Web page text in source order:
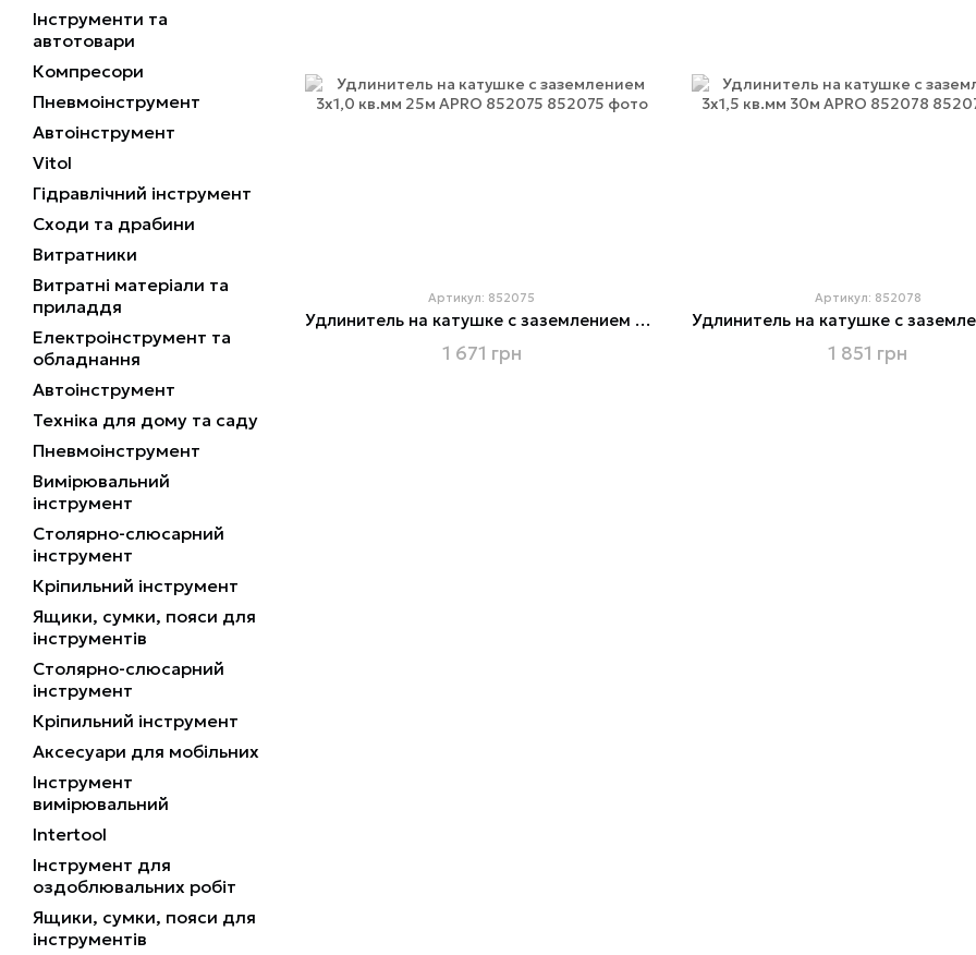
Артикул: 852075
Удлинитель на катушке с заземлением 3х1,0 кв.мм 25м APRO 852075
1 671 грн
Артикул: 852078
1 851 грн
Інструменти та
автотовари
Компресори
Пневмоінструмент
Автоінструмент
Vitol
Гідравлічний інструмент
Сходи та драбини
Витратники
Витратні матеріали та
приладдя
Електроінструмент та
обладнання
Автоінструмент
Техніка для дому та саду
Пневмоінструмент
Вимірювальний
інструмент
Столярно-слюсарний
інструмент
Кріпильний інструмент
Ящики, сумки, пояси для
інструментів
Столярно-слюсарний
інструмент
Кріпильний інструмент
Аксесуари для мобільних
Інструмент
вимірювальний
Intertool
Інструмент для
оздоблювальних робіт
Ящики, сумки, пояси для
інструментів